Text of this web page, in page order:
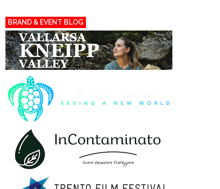
BRAND & EVENT BLOG